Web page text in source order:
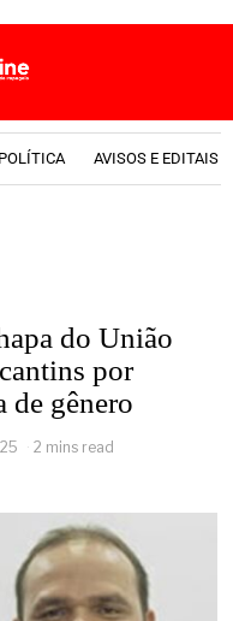
POLÍTICA AVISOS E EDITAIS
do União
por
de gênero
2 mins read